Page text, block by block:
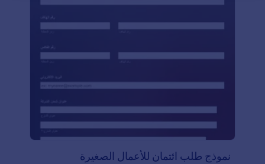
نموذج طلب ائتمان للأعمال الصغيرة